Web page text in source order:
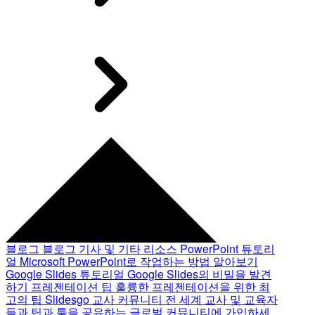
블로그 블로그 기사 및 기타 리소스 PowerPoint 튜토리
얼 Microsoft PowerPoint로 작업하는 방법 알아보기
Google Slides 튜토리얼 Google Slides의 비밀을 발견
하기 프레젠테이션 팁 훌륭한 프레젠테이션을 위한 최
고의 팁 Slidesgo 교사 커뮤니티 전 세계 교사 및 교육자